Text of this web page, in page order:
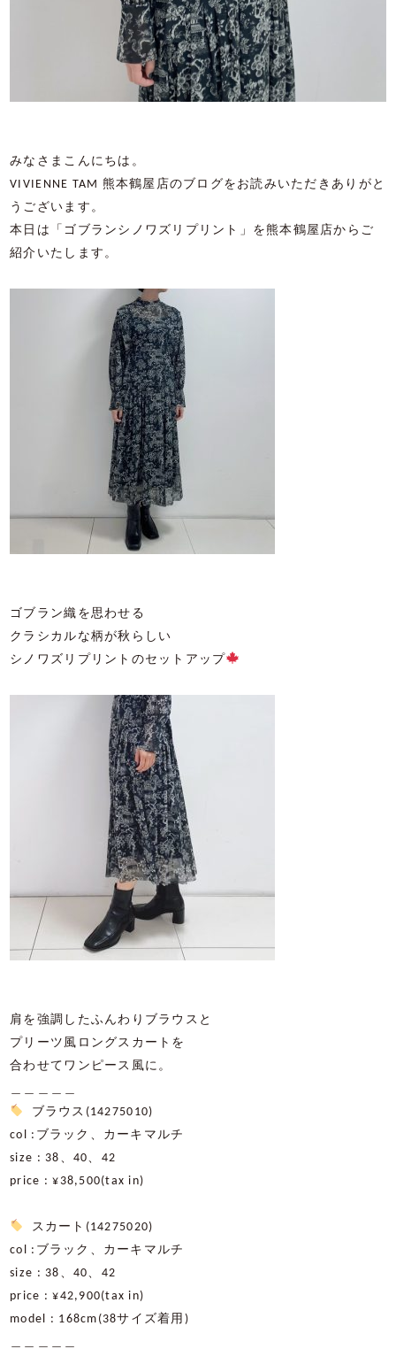
みなさまこんにちは。
VIVIENNE TAM 熊本鶴屋店のブログをお読みいただきありがと
うございます。
本日は「ゴブランシノワズリプリント」を熊本鶴屋店からご
紹介いたします。
ゴブラン織を思わせる
クラシカルな柄が秋らしい
シノワズリプリントのセットアップ
肩を強調したふんわりブラウスと
プリーツ風ロングスカートを
合わせてワンピース風に。
ブラウス (14275010)
col : ブラック、カーキマルチ
size : 38 、 40、 42
price : ¥38,500(tax in)
スカート (14275020)
col : ブラック、カーキマルチ
size : 38 、 40、 42
price : ¥42,900(tax in)
model : 168cm(38サイズ着用 )